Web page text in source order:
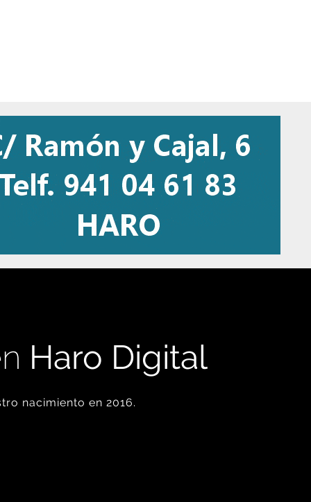
Haro Digital
nacimiento en 2016.